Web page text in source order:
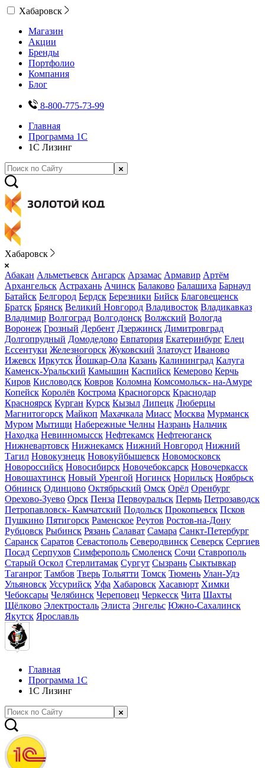
Хабаровск
Магазин
Акции
Бренды
Портфолио
Компания
Блог
8-800-775-73-99
Главная
Программа 1С
1С Лизинг
Хабаровск
Абакан Альметьевск Ангарск Арзамас Армавир Артём
Архангельск Астрахань Ачинск Балаково Балашиха Барнаул
Батайск Белгород Бердск Березники Бийск Благовещенск
Братск Брянск Великий Новгород Владивосток Владикавказ
Владимир Волгоград Волгодонск Волжский Вологда
Воронеж Грозный Дербент Дзержинск Димитровград
Долгопрудный Домодедово Евпатория Екатеринбург Елец
Ессентуки Железногорск Жуковский Златоуст Иваново
Ижевск Иркутск Йошкар-Ола Казань Калининград Калуга
Каменск-Уральский Камышин Каспийск Кемерово Керчь
Киров Кисловодск Ковров Коломна Комсомольск- на-Амуре
Копейск Королёв Кострома Красногорск Краснодар
Красноярск Курган Курск Кызыл Липецк Люберцы
Магнитогорск Майкоп Махачкала Миасс Москва Мурманск
Муром Мытищи Набережные Челны Назрань Нальчик
Находка Невинномысск Нефтекамск Нефтеюганск
Нижневартовск Нижнекамск Нижний Новгород Нижний
Тагил Новокузнецк Новокуйбышевск Новомосковск
Новороссийск Новосибирск Новочебоксарск Новочеркасск
Новошахтинск Новый Уренгой Ногинск Норильск Ноябрьск
Обнинск Одинцово Октябрьский Омск Орёл Оренбург
Орехово-Зуево Орск Пенза Первоуральск Пермь Петрозаводск
Петропавловск- Камчатский Подольск Прокопьевск Псков
Пушкино Пятигорск Раменское Реутов Ростов-на-Дону
Рубцовск Рыбинск Рязань Салават Самара Санкт-Петербург
Саранск Саратов Севастополь Северодвинск Северск Сергиев
Посад Серпухов Симферополь Смоленск Сочи Ставрополь
Старый Оскол Стерлитамак Сургут Сызрань Сыктывкар
Таганрог Тамбов Тверь Тольятти Томск Тюмень Улан-Удэ
Ульяновск Уссурийск Уфа Хабаровск Хасавюрт Химки
Чебоксары Челябинск Череповец Черкесск Чита Шахты
Щёлково Электросталь Элиста Энгельс Южно-Сахалинск
Якутск Ярославль
Главная
Программа 1С
1С Лизинг